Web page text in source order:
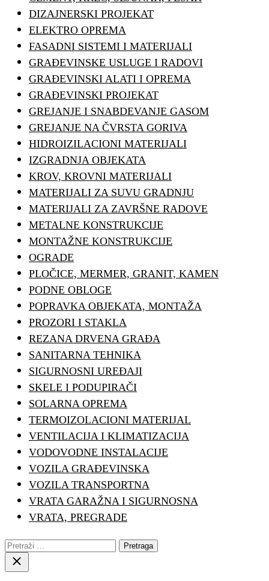
DIZAJNERSKI PROJEKAT
ELEKTRO OPREMA
FASADNI SISTEMI I MATERIJALI
GRAĐEVINSKE USLUGE I RADOVI
GRAĐEVINSKI ALATI I OPREMA
GRAĐEVINSKI PROJEKAT
GREJANJE I SNABDEVANJE GASOM
GREJANJE NA ČVRSTA GORIVA
HIDROIZILACIONI MATERIJALI
IZGRADNJA OBJEKATA
KROV, KROVNI MATERIJALI
MATERIJALI ZA SUVU GRADNJU
MATERIJALI ZA ZAVRŠNE RADOVE
METALNE KONSTRUKCIJE
MONTAŽNE KONSTRUKCIJE
OGRADE
PLOČICE, MERMER, GRANIT, KAMEN
PODNE OBLOGE
POPRAVKA OBJEKATA, MONTAŽA
PROZORI I STAKLA
REZANA DRVENA GRAĐA
SANITARNA TEHNIKA
SIGURNOSNI UREĐAJI
SKELE I PODUPIRAČI
SOLARNA OPREMA
TERMOIZOLACIONI MATERIJAL
VENTILACIJA I KLIMATIZACIJA
VODOVODNE INSTALACIJE
VOZILA GRAĐEVINSKA
VOZILA TRANSPORTNA
VRATA GARAŽNA I SIGURNOSNA
VRATA, PREGRADE
Pretraga:
Close
search